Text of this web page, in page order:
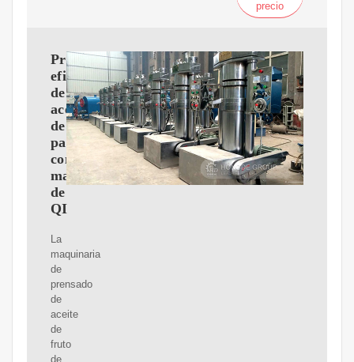
precio
Producción
eficiente
de
aceite
de
palma
con
maquinaria
de
QI
La
maquinaria
de
prensado
de
aceite
de
fruto
de